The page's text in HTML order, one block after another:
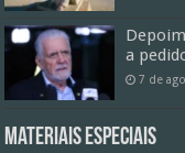
a
7 de
Materiais especiais